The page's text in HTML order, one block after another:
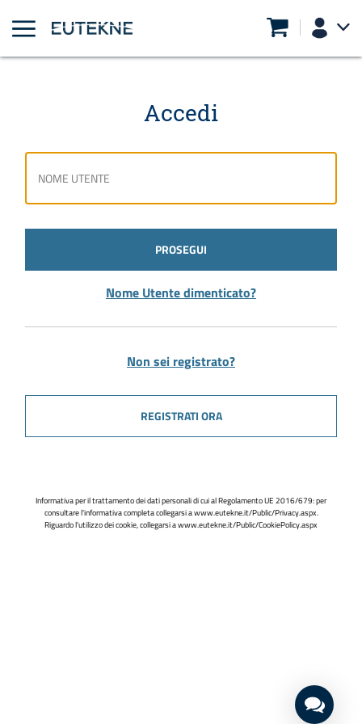
Accedi
PROSEGUI
Nome Utente dimenticato?
Non sei registrato?
REGISTRATI ORA
Informativa per il trattamento dei dati personali di cui al Regolamento UE 2016/679: per
consultare l'informativa completa collegarsi awww.eutekne.it/Public/Privacy.aspx.
Riguardo l'utilizzo dei cookie, collegarsi awww.eutekne.it/Public/CookiePolicy.aspx